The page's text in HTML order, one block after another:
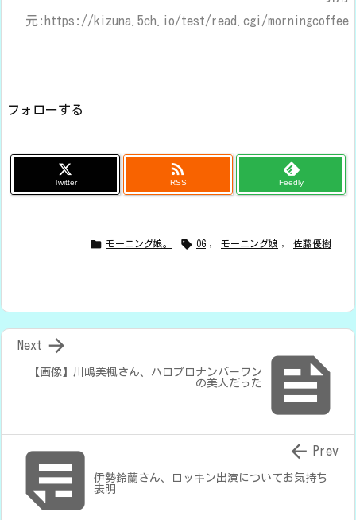
元:https://kizuna.5ch.io/test/read.cgi/morningcoffee
フォローする
Twitter

RSS Feedly
 モーニング娘。  OG , モーニング娘 , 佐藤優樹

【画像】川嶋美楓さん、ハロプロナンバーワン
の美人だった

Next
伊勢鈴蘭さん、ロッキン出演についてお気持ち
表明
 Prev